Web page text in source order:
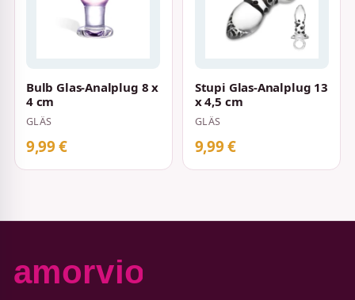
Bulb Glas-Analplug 8 x
4 cm
GLÄS
9,99 €
Stupi Glas-Analplug 13
x 4,5 cm
GLÄS
9,99 €